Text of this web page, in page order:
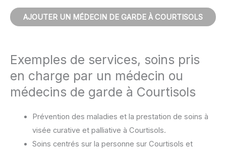
AJOUTER UN MÉDECIN DE GARDE À COURTISOLS
Exemples de services, soins pris
en charge par un médecin ou
médecins de garde à Courtisols
Prévention des maladies et la prestation de soins à
visée curative et palliative à Courtisols.
Soins centrés sur la personne sur Courtisols et